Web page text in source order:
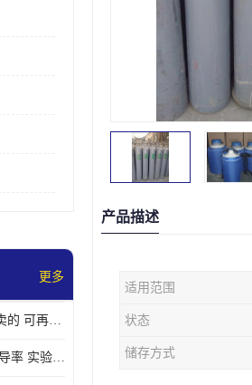
更多
北辰区氢气哪里有卖的 可再生 实验室应用
大港氢气销售 高热导率 实验室应用
产品描述
适用范围
状态
储存方式